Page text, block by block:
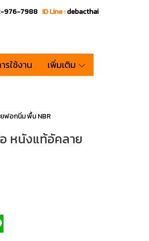
976-7988 ID Line :debacthai
รใช้งาน เพิ่มเติม
ฟอกนิ่ม พื้น NBR
หนังแท้อัคลาย